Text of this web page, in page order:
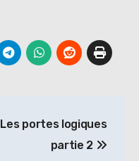
Les portes logiques
partie 2